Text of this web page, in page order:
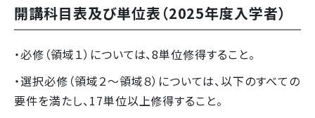
開講科目表及び単位表（2025年度入学者）
・必修（領域１）については、8単位修得すること。
・選択必修（領域２～領域８）については、以下のすべての
要件を満たし、17単位以上修得すること。